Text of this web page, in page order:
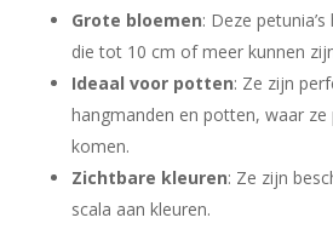
Grote bloemen: Deze
die tot 10 cm of meer kunnen
Ideaal voor potten: Ze zijn
hangmanden en potten, waar
komen.
Zichtbare kleuren: Ze zijn
scala aan kleuren.